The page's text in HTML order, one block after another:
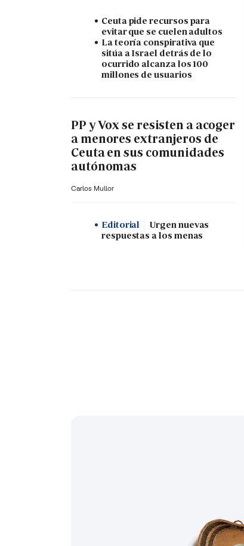
Ceuta pide recursos para
evitar que se cuelen adultos
La teoría conspirativa que
sitúa a Israel detrás de lo
ocurrido alcanza los 100
millones de usuarios
PP y Vox se resisten a acoger
a menores extranjeros de
Ceuta en sus comunidades
autónomas
Carlos Mullor
Editorial
Urgen nuevas
respuestas a los menas